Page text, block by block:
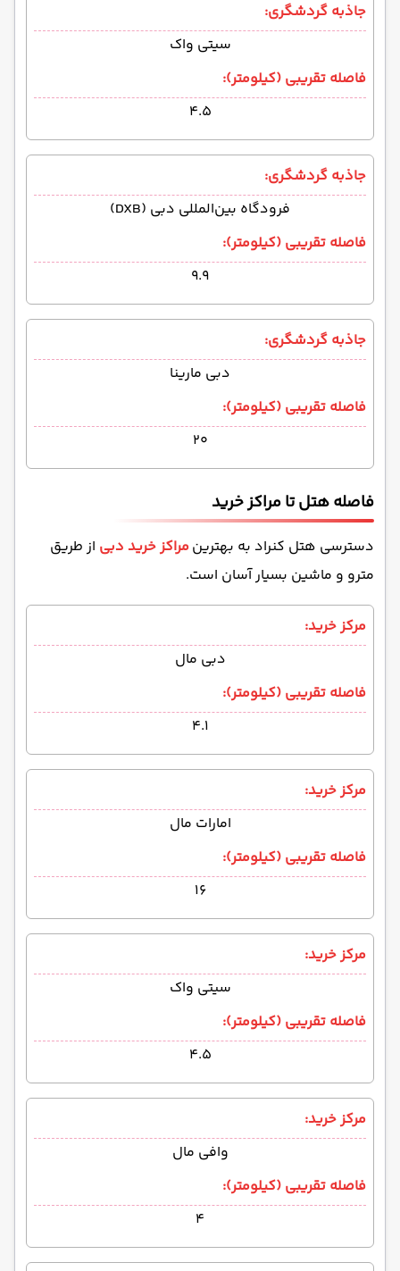
جاذبه گردشگری:
سیتی واک
فاصله تقریبی (کیلومتر):
۴.۵
جاذبه گردشگری:
فرودگاه بین‌المللی دبی (DXB)
فاصله تقریبی (کیلومتر):
۹.۹
جاذبه گردشگری:
دبی مارینا
فاصله تقریبی (کیلومتر):
۲۰
فاصله هتل تا مراکز خرید
دسترسی هتل کنراد به بهترینمراکز خرید دبی از طریق
مترو و ماشین بسیار آسان است.
مرکز خرید:
دبی مال
فاصله تقریبی (کیلومتر):
۴.۱
مرکز خرید:
امارات مال
فاصله تقریبی (کیلومتر):
۱۶
مرکز خرید:
سیتی واک
فاصله تقریبی (کیلومتر):
۴.۵
مرکز خرید:
وافی مال
فاصله تقریبی (کیلومتر):
۴